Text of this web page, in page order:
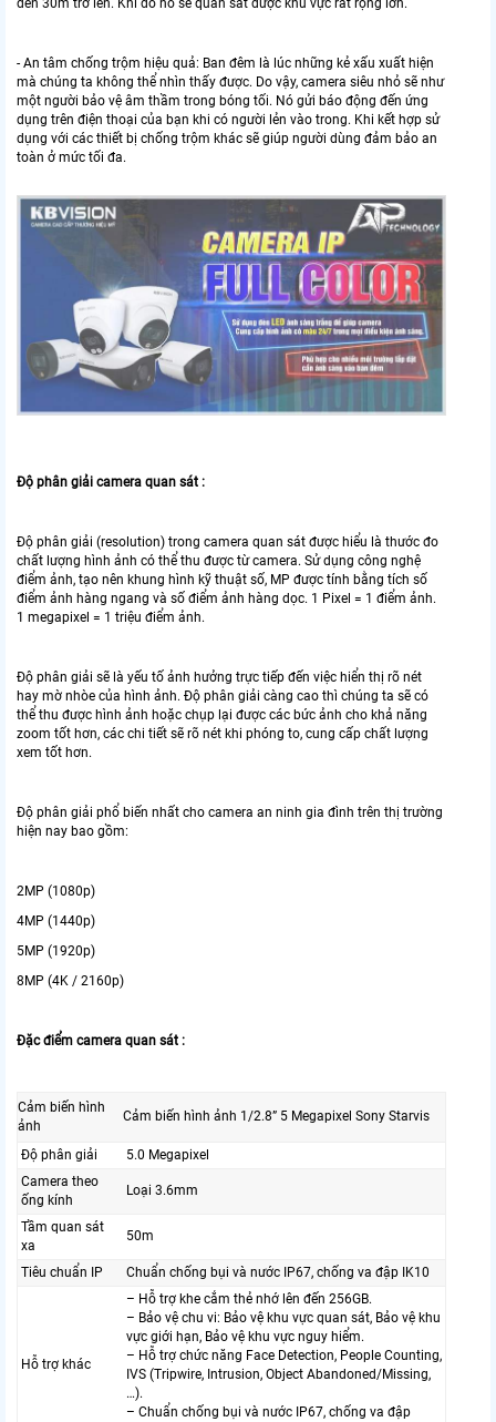
đến 30m trở lên. Khi đó nó sẽ quan sát được khu vực rất rộng lớn.
- An tâm chống trộm hiệu quả: Ban đêm là lúc những kẻ xấu xuất hiện
mà chúng ta không thể nhìn thấy được. Do vậy, camera siêu nhỏ sẽ như
một người bảo vệ âm thầm trong bóng tối. Nó gửi báo động đến ứng
dụng trên điện thoại của bạn khi có người lẻn vào trong. Khi kết hợp sử
dụng với các thiết bị chống trộm khác sẽ giúp người dùng đảm bảo an
toàn ở mức tối đa.
Độ phân giải camera quan sát :
Độ phân giải (resolution) trong camera quan sát được hiểu là thước đo
chất lượng hình ảnh có thể thu được từ camera. Sử dụng công nghệ
điểm ảnh, tạo nên khung hình kỹ thuật số, MP được tính bằng tích số
điểm ảnh hàng ngang và số điểm ảnh hàng dọc. 1 Pixel = 1 điểm ảnh.
1 megapixel = 1 triệu điểm ảnh.
Độ phân giải sẽ là yếu tố ảnh hưởng trực tiếp đến việc hiển thị rõ nét
hay mờ nhòe của hình ảnh. Độ phân giải càng cao thì chúng ta sẽ có
thể thu được hình ảnh hoặc chụp lại được các bức ảnh cho khả năng
zoom tốt hơn, các chi tiết sẽ rõ nét khi phóng to, cung cấp chất lượng
xem tốt hơn.
Độ phân giải phổ biến nhất cho camera an ninh gia đình trên thị trường
hiện nay bao gồm:
2MP (1080p)
4MP (1440p)
5MP (1920p)
8MP (4K / 2160p)
Đặc điểm camera quan sát :
Cảm biến hình
ảnh
Cảm biến hình ảnh 1/2.8” 5 Megapixel Sony Starvis
Độ phân giải
5.0 Megapixel
Camera theo
ống kính
Loại 3.6mm
Tầm quan sát
xa
50m
Tiêu chuẩn IP Chuẩn chống bụi và nước IP67, chống va đập IK10
Hỗ trợ khác
– Hỗ trợ khe cắm thẻ nhớ lên đến 256GB.
– Bảo vệ chu vi: Bảo vệ khu vực quan sát, Bảo vệ khu
vực giới hạn, Bảo vệ khu vực nguy hiểm.
– Hỗ trợ chức năng Face Detection, People Counting,
IVS (Tripwire, Intrusion, Object Abandoned/Missing,
…).
– Chuẩn chống bụi và nước IP67, chống va đập